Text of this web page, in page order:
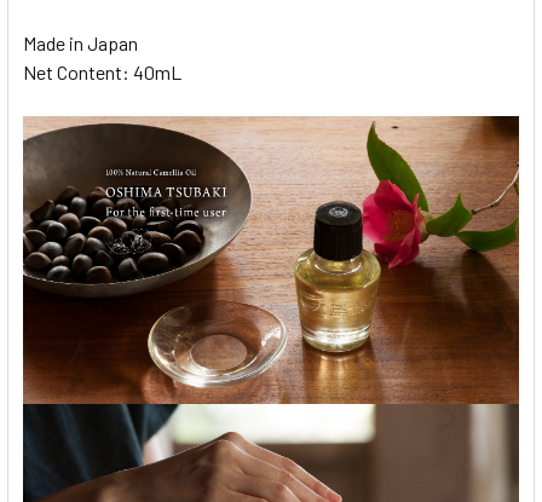
Made in Japan
Net Content: 40mL